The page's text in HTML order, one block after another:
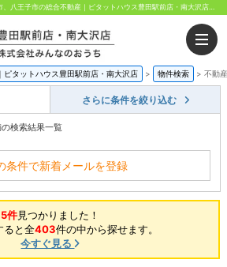
東京都 日野市 2000万円未満｜日野市、八王子市の総合不動産｜ピタットハウス豊田駅前店・南大沢店｜株式会社みんなのおうち
ピタットハウス豊田駅前店・南大沢店 > 物件検索 > 不動
さらに条件を絞り込む
検索結果一覧
条件で新着メールを登録
5件見つかりました！
ると全403件の中から探せます。
今すぐ見る